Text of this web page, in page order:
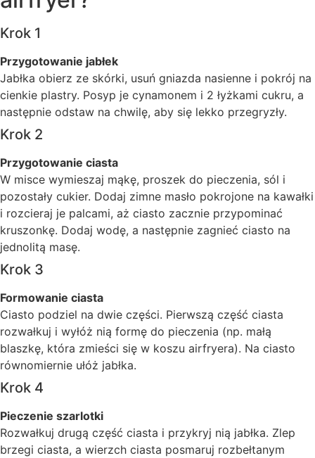
Krok 1
Przygotowanie jabłek
Jabłka obierz ze skórki, usuń gniazda nasienne i pokrój na
cienkie plastry. Posyp je cynamonem i 2 łyżkami cukru, a
następnie odstaw na chwilę, aby się lekko przegryzły.
Krok 2
Przygotowanie ciasta
W misce wymieszaj mąkę, proszek do pieczenia, sól i
pozostały cukier. Dodaj zimne masło pokrojone na kawałki
i rozcieraj je palcami, aż ciasto zacznie przypominać
kruszonkę. Dodaj wodę, a następnie zagnieć ciasto na
jednolitą masę.
Krok 3
Formowanie ciasta
Ciasto podziel na dwie części. Pierwszą część ciasta
rozwałkuj i wyłóż nią formę do pieczenia (np. małą
blaszkę, która zmieści się w koszu airfryera). Na ciasto
równomiernie ułóż jabłka.
Krok 4
Pieczenie szarlotki
Rozwałkuj drugą część ciasta i przykryj nią jabłka. Zlep
brzegi ciasta, a wierzch ciasta posmaruj rozbełtanym